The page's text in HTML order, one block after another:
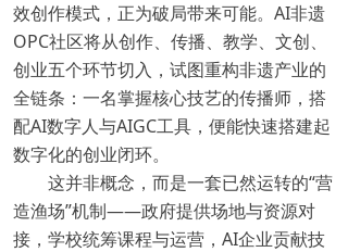
效创作模式，正为破局带来可能。AI非遗
OPC社区将从创作、传播、教学、文创、
创业五个环节切入，试图重构非遗产业的
全链条：一名掌握核心技艺的传播师，搭
配AI数字人与AIGC工具，便能快速搭建起
数字化的创业闭环。
这并非概念，而是一套已然运转的“营
造渔场”机制——政府提供场地与资源对
接，学校统筹课程与运营，AI企业贡献技